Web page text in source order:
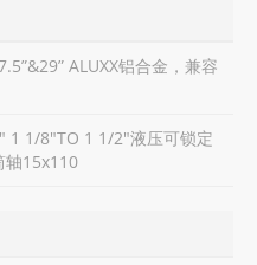
ALUXX铝合金，兼容
1 1/8"TO 1 1/2"液压可锁定
轴15x110